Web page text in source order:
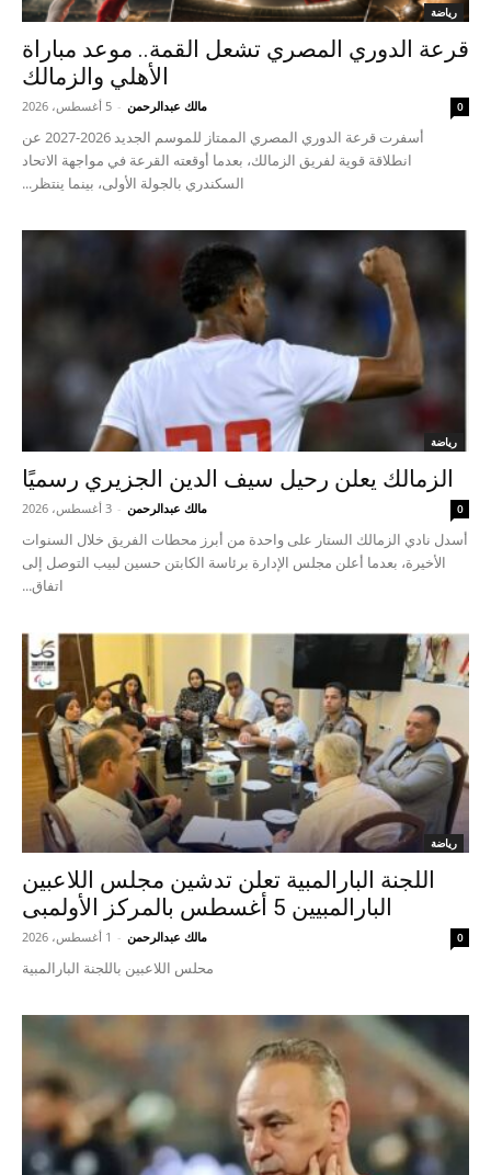
رياضة
قرعة الدوري المصري تشعل القمة.. موعد مباراة
الأهلي والزمالك
مالك عبدالرحمن - 5 أغسطس، 2026 0
أسفرت قرعة الدوري المصري الممتاز للموسم الجديد 2026-2027 عن
انطلاقة قوية لفريق الزمالك، بعدما أوقعته القرعة في مواجهة الاتحاد
السكندري بالجولة الأولى، بينما ينتظر...
رياضة
الزمالك يعلن رحيل سيف الدين الجزيري رسميًا
مالك عبدالرحمن - 3 أغسطس، 2026 0
أسدل نادي الزمالك الستار على واحدة من أبرز محطات الفريق خلال السنوات
الأخيرة، بعدما أعلن مجلس الإدارة برئاسة الكابتن حسين لبيب التوصل إلى
اتفاق...
رياضة
اللجنة البارالمبية تعلن تدشين مجلس اللاعبين
البارالمبيين 5 أغسطس بالمركز الأولمبى
مالك عبدالرحمن - 1 أغسطس، 2026 0
محلس اللاعبين باللجنة البارالمبية